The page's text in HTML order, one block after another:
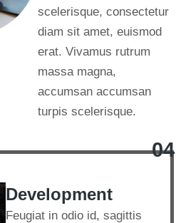
scelerisque, consectetur
diam sit amet, euismod
erat. Vivamus rutrum
massa magna,
accumsan accumsan
turpis scelerisque.
04
Development
Feugiat in odio id, sagittis